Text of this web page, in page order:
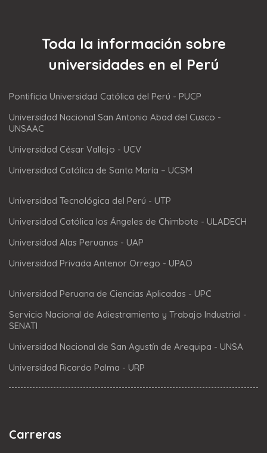
Toda la información sobre
universidades en el Perú
Pontificia Universidad Católica del Perú - PUCP
Universidad Nacional San Antonio Abad del Cusco -
UNSAAC
Universidad César Vallejo - UCV
Universidad Católica de Santa María – UCSM
Universidad Tecnológica del Perú - UTP
Universidad Católica los Ángeles de Chimbote - ULADECH
Universidad Alas Peruanas - UAP
Universidad Privada Antenor Orrego - UPAO
Universidad Peruana de Ciencias Aplicadas - UPC
Servicio Nacional de Adiestramiento y Trabajo Industrial -
SENATI
Universidad Nacional de San Agustín de Arequipa - UNSA
Universidad Ricardo Palma - URP
Carreras